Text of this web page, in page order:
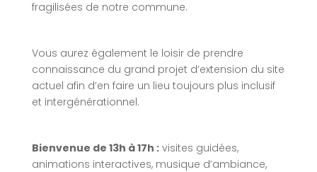
fragilisées de notre commune.
Vous aurez également le loisir de prendre
connaissance du grand projet d’extension du site
actuel afin d’en faire un lieu toujours plus inclusif
et intergénérationnel.
Bienvenue de 13h à 17h :visites guidées,
animations interactives, musique d’ambiance,